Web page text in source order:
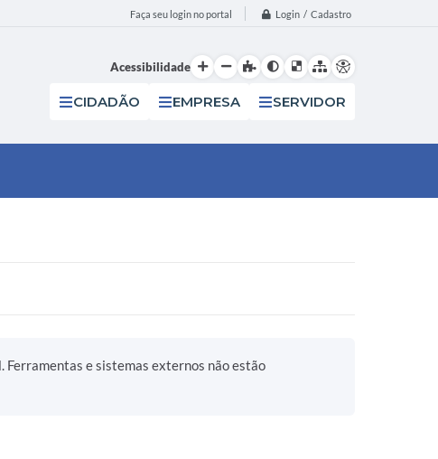
Faça seu login no portal Login / Cadastro
Acessibilidade
CIDADÃO EMPRESA SERVIDOR
e sistemas externos não estão